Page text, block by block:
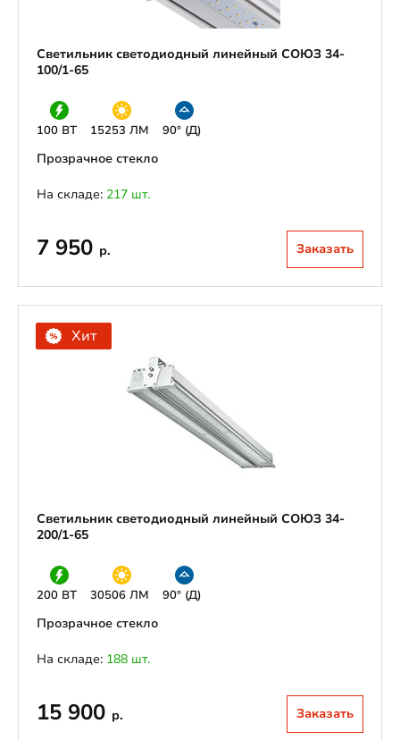
Светильник светодиодный линейный СОЮЗ 34-
100/1-65
100 ВТ 15253 ЛМ 90° (Д)
Прозрачное стекло
На складе: 217 шт.
7 950 р. Заказать
Хит
Светильник светодиодный линейный СОЮЗ 34-
200/1-65
200 ВТ 30506 ЛМ 90° (Д)
Прозрачное стекло
На складе: 188 шт.
15 900 р. Заказать